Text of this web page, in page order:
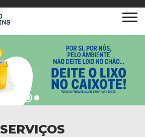
SERVIÇOS